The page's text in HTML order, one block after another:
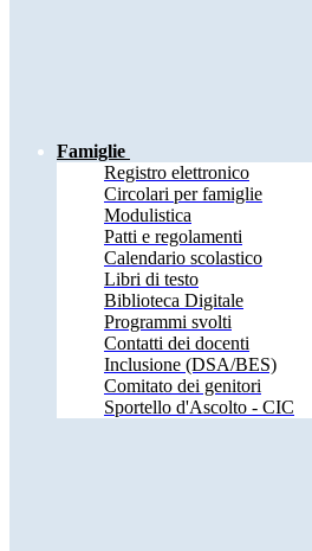
Famiglie
Registro elettronico
Circolari per famiglie
Modulistica
Patti e regolamenti
Calendario scolastico
Libri di testo
Biblioteca Digitale
Programmi svolti
Contatti dei docenti
Inclusione (DSA/BES)
Comitato dei genitori
Sportello d'Ascolto - CIC